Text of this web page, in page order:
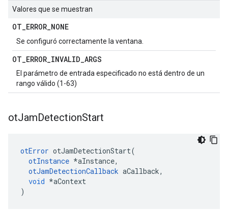
Valores que se muestran
OT_ERROR_NONE
Se configuró correctamente la ventana.
OT_ERROR_INVALID_ARGS
El parámetro de entrada especificado no está dentro de un
rango válido (1-63)
otJamDetectionStart
otError otJamDetectionStart(
otInstance *aInstance,
otJamDetectionCallback aCallback,
void *aContext
)